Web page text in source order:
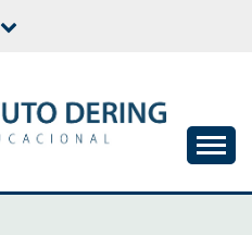
DERING